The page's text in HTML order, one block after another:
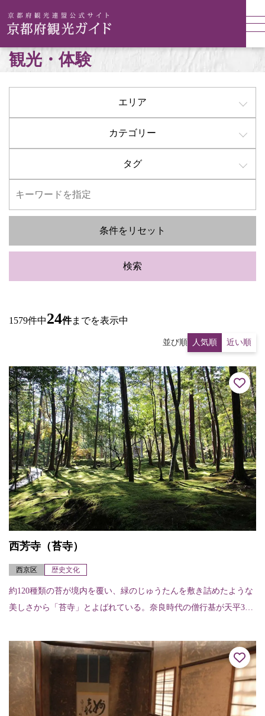
観光・体験
エリア
カテゴリー
タグ
条件をリセット
検索
1579件中24件までを表示中
並び順 人気順 近い順
西芳寺（苔寺）
西京区 歴史文化
約120種類の苔が境内を覆い、緑のじゅうたんを敷き詰めたような
美しさから「苔寺」とよばれている。奈良時代の僧行基が天平3年
に夢窓...